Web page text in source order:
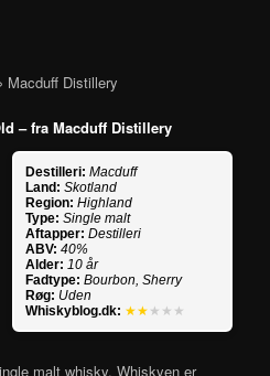
Macduff Distillery
– fra Macduff Distillery
Destilleri: Macduff
Land: Skotland
Region: Highland
Type: Single malt
Aftapper: Destilleri
ABV: 40%
Alder: 10 år
Fadtype: Bourbon, Sherry
Røg: Uden
Whiskyblog.dk: ★★ ★★★
malt whisky. Whiskyen er